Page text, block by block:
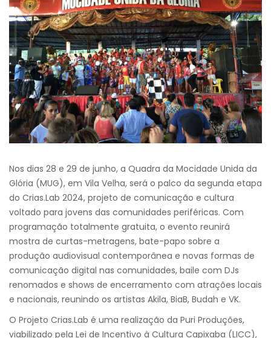
Nos dias 28 e 29 de junho, a Quadra da Mocidade Unida da
Glória (MUG), em Vila Velha, será o palco da segunda etapa
do Crias.Lab 2024, projeto de comunicação e cultura
voltado para jovens das comunidades periféricas. Com
programação totalmente gratuita, o evento reunirá
mostra de curtas-metragens, bate-papo sobre a
produção audiovisual contemporânea e novas formas de
comunicação digital nas comunidades, baile com DJs
renomados e shows de encerramento com atrações locais
e nacionais, reunindo os artistas Akila, BiaB, Budah e VK.
O Projeto Crias.Lab é uma realização da Puri Produções,
viabilizado pela Lei de Incentivo à Cultura Capixaba (LICC),